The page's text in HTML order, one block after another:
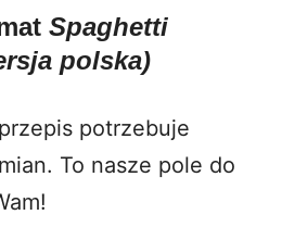
Spaghetti
polska)
potrzebuje
To nasze pole do